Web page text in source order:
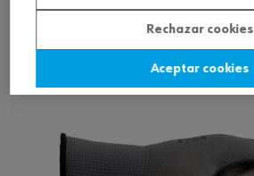
Rechazar cookies
Aceptar cookies